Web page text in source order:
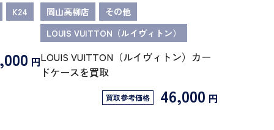
K24
円
岡山高柳店
その他
LOUIS VUITTON（ルイヴィトン）
LOUIS VUITTON（ルイヴィトン）カー
ドケースを買取
買取参考価格 46,000 円